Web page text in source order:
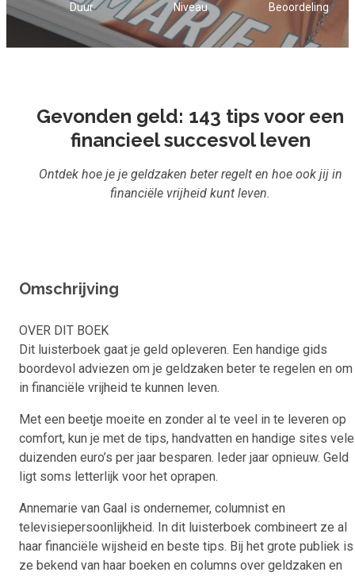
Inloggen
Start met leren
Duur Niveau Beoordeling
Gevonden geld: 143 tips voor een
financieel succesvol leven
Ontdek hoe je je geldzaken beter regelt en hoe ook jij in
financiële vrijheid kunt leven.
Omschrijving
OVER DIT BOEK
Dit luisterboek gaat je geld opleveren. Een handige gids
boordevol adviezen om je geldzaken beter te regelen en om
in financiële vrijheid te kunnen leven.
Met een beetje moeite en zonder al te veel in te leveren op
comfort, kun je met de tips, handvatten en handige sites vele
duizenden euro’s per jaar besparen. Ieder jaar opnieuw. Geld
ligt soms letterlijk voor het oprapen.
Annemarie van Gaal is ondernemer, columnist en
televisiepersoonlijkheid. In dit luisterboek combineert ze al
haar financiële wijsheid en beste tips. Bij het grote publiek is
ze bekend van haar boeken en columns over geldzaken en